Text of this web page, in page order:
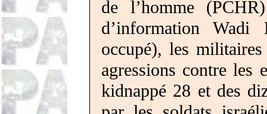
de l’homme
d’informationWadi
occupé), les
agressions contre les
kidnappé 28 et des